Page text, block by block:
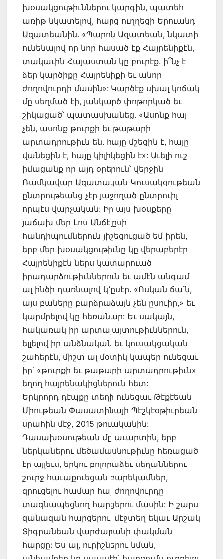
խօսակցութիւններու կարգին, պատեհ
առիթ նկատելով, հարց ուղղեցի Երուանդ
Ազատեանին. «Պարոն Ազատեան, նկատի
ունենալով որ նոր հասած էք Հայրենիքէն,
տակաւին Հայաստան կը բուրէք. ի՞նչ է
ձեր կարծիքը Հայրենիքի եւ անոր
ժողովուրդի մասին»: Կարծէք սխալ կոճակ
մը սեղմած էի, յանկարծ փոթորկած եւ
շիկացած՝ պատասխանեց. «Ասոնք հայ
չեն, ասոնք թուրքի եւ թաթարի
արտադրութիւն են. հայը մշեցին է, հայը
վանեցին է, հայը կիլիկեցին է»: Աւելի ուշ
իմացանք որ այդ օրերուն՝ վերջին
Ռամկավար Ազատական Կուսակցութեան
ընտրութեանց չէր յաջողած ընտրուիլ
որպէս վարչական: Իր այս խօսքերը
յաճախ մեր Լոս Անճէլըսի
հանդիպումներուն յիշեցուցած եմ իրեն,
երբ մեր խօսակցութիւնը կը վերաբերէր
Հայրենիքէն ներս կատարուած
իրադարձութիւններուն եւ ամէն անգամ
ալ ինծի դառնալով կ՚ըսէր. «Ոսկան ճա՛ն,
այս բաները բարձրաձայն չեն ըսուիր,» եւ
կարմրելով կը հեռանար: Եւ սակայն,
հակառակ իր արտայայտութիւններուն,
ելլելով իր անձնական եւ կուսակցական
շահերէն, միշտ ալ մօտիկ կապեր ունեցաւ
իր՝ «թուրքի եւ թաթարի արտադրութիւն»
եղող հայրենակիցներուն հետ:
Երկրորդ դէպքը տեղի ունեցաւ Թէքէեան
Միութեան Փասատինայի Պէշկէօթիւրեան
սրահին մէջ, 2015 թուականին:
Դասախօսութեան մը աւարտին, երբ
ներկաներու մեծամասնութիւնը հեռացած
էր այլեւս, երկու բոլորաձեւ սեղաններու
շուրջ հաւաքուեցան բարեկամներ,
զրուցելու համար հայ ժողովուրդը
տագնապեցնող հարցերու մասին: Ի շարս
զանազան հարցերու, մէջտեղ եկաւ Արշակ
Տիգրանեան վարժարանի փակման
հարցը: Ես ալ, ուրիշներու նման,